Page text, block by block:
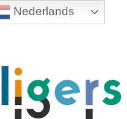
Nederlands